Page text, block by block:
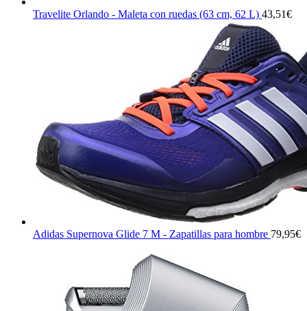
Travelite Orlando - Maleta con ruedas (63 cm, 62 L) 43,51€
Adidas Supernova Glide 7 M - Zapatillas para hombre 79,95€